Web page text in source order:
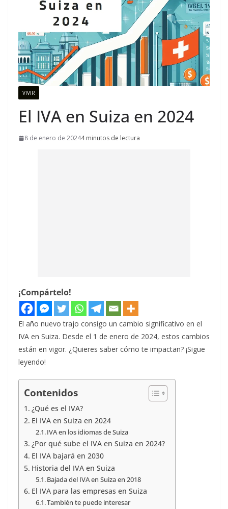
VIVIR
El IVA en Suiza en 2024
8 de enero de 20244 minutos de lectura
¡Compártelo!
El año nuevo trajo consigo un cambio significativo en el
IVA en Suiza. Desde el 1 de enero de 2024, estos cambios
están en vigor. ¿Quieres saber cómo te impactan? ¡Sigue
leyendo!
Contenidos
¿Qué es el IVA?
El IVA en Suiza en 2024
IVA en los idiomas de Suiza
¿Por qué sube el IVA en Suiza en 2024?
El IVA bajará en 2030
Historia del IVA en Suiza
Bajada del IVA en Suiza en 2018
El IVA para las empresas en Suiza
También te puede interesar